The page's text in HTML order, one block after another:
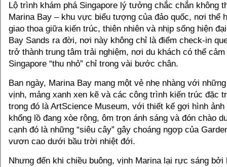
Lộ trình khám phá Singapore lý tưởng chắc chắn không
Marina Bay – khu vực biểu tượng của đảo quốc, nơi thể
giao thoa giữa kiến trúc, thiên nhiên và nhịp sống hiện
Bay Sands ra đời, nơi này không chỉ là điểm check-in
trở thành trung tâm trải nghiệm, nơi du khách có thể cảm
Singapore “thu nhỏ” chỉ trong vài bước chân.
Ban ngày, Marina Bay mang một vẻ nhẹ nhàng với
vịnh, mảng xanh xen kẽ và các công trình kiến trúc đặc
trong đó là ArtScience Museum, với thiết kế gợi hình ảnh
khổng lồ đang xòe rộng, ôm trọn ánh sáng và đón chào
cạnh đó là những “siêu cây” gây choáng ngợp của
vươn cao dưới bầu trời nhiệt đới.
Nhưng đến khi chiều buông, vịnh Marina lại rực sáng bởi